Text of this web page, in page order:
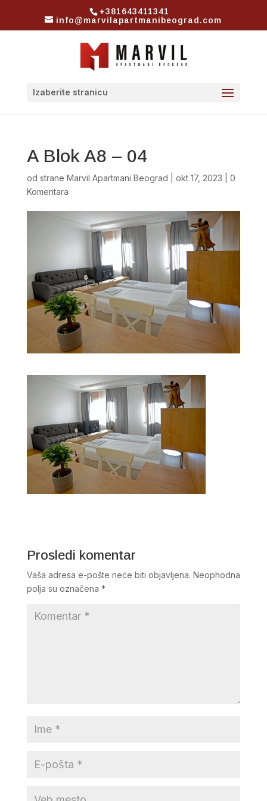
+381643411341
info@marvilapartmanibeograd.com
Izaberite stranicu
A Blok A8 – 04
od strane Marvil Apartmani Beograd okt 17, 2023
0
Komentara
Prosledi komentar
Vaša adresa e-pošte neće biti objavljena. Neophodna
polja su označena *